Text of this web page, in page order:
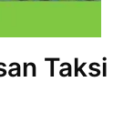
Taksi